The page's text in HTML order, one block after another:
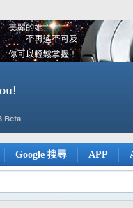
Google 搜尋 APP